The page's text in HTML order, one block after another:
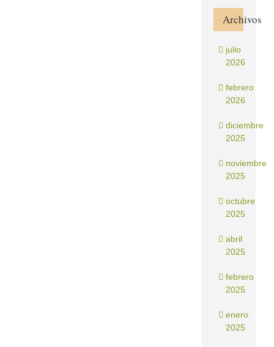
Archivos
julio
2026
febrero
2026
diciembre
2025
noviembre
2025
octubre
2025
abril
2025
febrero
2025
enero
2025